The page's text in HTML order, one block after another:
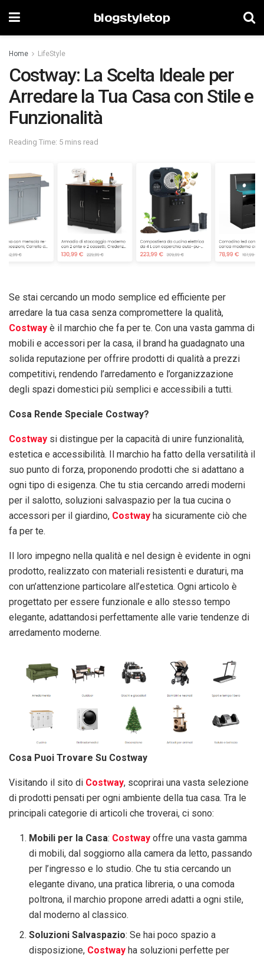
blogstyletop
Home LifeStyle
Costway: La Scelta Ideale per
Arredare la Tua Casa con Stile e
Funzionalità
Reading Time: 5 mins read
Se stai cercando un modo semplice ed efficiente per
arredare la tua casa senza compromettere la qualità,
Costway è il marchio che fa per te. Con una vasta gamma di
mobili e accessori per la casa, il brand ha guadagnato una
solida reputazione per offrire prodotti di qualità a prezzi
competitivi, rendendo l’arredamento e l’organizzazione
degli spazi domestici più semplici e accessibili a tutti.
Cosa Rende Speciale Costway?
Costway si distingue per la capacità di unire funzionalità,
estetica e accessibilità. Il marchio ha fatto della versatilità il
suo punto di forza, proponendo prodotti che si adattano a
ogni tipo di esigenza. Che tu stia cercando arredi moderni
per il salotto, soluzioni salvaspazio per la tua cucina o
accessori per il giardino, Costway ha sicuramente ciò che
fa per te.
Il loro impegno nella qualità e nel design è evidente in ogni
prodotto, realizzato con materiali resistenti e duraturi, ma
con un’attenzione particolare all’estetica. Ogni articolo è
progettato per essere funzionale e allo stesso tempo
elegante, adattandosi perfettamente alle varie tendenze di
arredamento moderne.
Cosa Puoi Trovare Su Costway
Visitando il sito di Costway, scoprirai una vasta selezione
di prodotti pensati per ogni ambiente della tua casa. Tra le
principali categorie di articoli che troverai, ci sono:
Mobili per la Casa: Costway offre una vasta gamma
di mobili, dal soggiorno alla camera da letto, passando
per l’ingresso e lo studio. Che tu stia cercando un
elegante divano, una pratica libreria, o una comoda
poltrona, il marchio propone arredi adatti a ogni stile,
dal moderno al classico.
Soluzioni Salvaspazio: Se hai poco spazio a
disposizione, Costway ha soluzioni perfette per